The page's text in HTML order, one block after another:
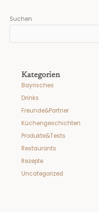
Suchen
Kategorien
Bayrisches
Drinks
Freunde&Partner
Küchengeschichten
Produkte&Tests
Restaurants
Rezepte
Uncategorized